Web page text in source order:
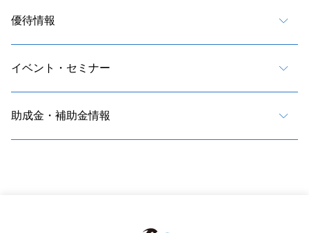
優待情報
イベント・セミナー
助成金・補助金情報